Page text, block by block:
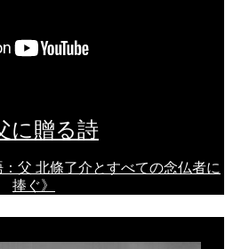
に贈る詩
：父 北條了介とすべての念仏者に
捧ぐ》​